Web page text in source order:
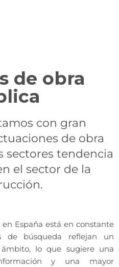
de obra
con gran
de obra
sectores tendencia
el sector de la
España está en constante
de búsqueda reflejan un
lo que sugiere una
y una mayor